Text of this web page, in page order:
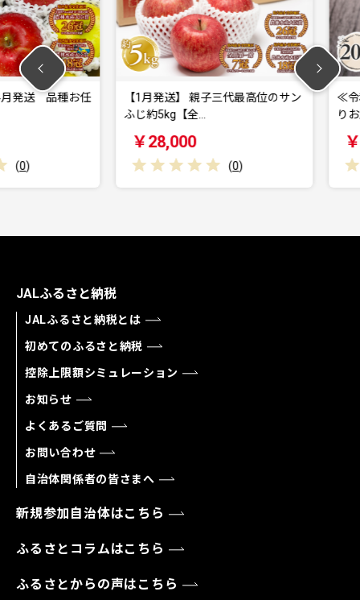
品種お任
【1月発送】 親子三代最高位のサン
ふじ約5kg【全…
￥28,000
(0 )
≪令和8年
りお届け
￥
JALふるさと納税
JALふるさと納税とは
初めてのふるさと納税
控除上限額シミュレーション
お知らせ
よくあるご質問
お問い合わせ
自治体関係者の皆さまへ
新規参加自治体はこちら
ふるさとコラムはこちら
ふるさとからの声はこちら